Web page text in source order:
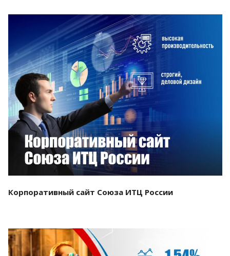
Смотреть проект
Корпоративный сайт Союза ИТЦ России